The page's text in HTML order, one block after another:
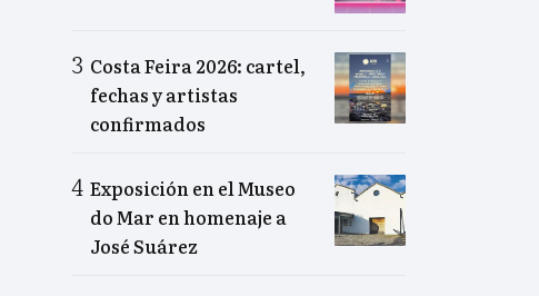
Costa Feira 2026: cartel,
fechas y artistas
confirmados
Exposición en el Museo
do Mar en homenaje a
José Suárez